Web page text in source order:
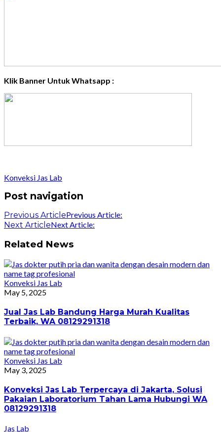
Klik Banner Untuk Whatsapp :
Konveksi Jas Lab
Post navigation
Previous ArticlePrevious Article:
Next ArticleNext Article:
Related News
Konveksi Jas Lab
May 5, 2025
Jual Jas Lab Bandung Harga Murah Kualitas
Terbaik, WA 08129291318
Konveksi Jas Lab
May 3, 2025
Konveksi Jas Lab Terpercaya di Jakarta, Solusi
Pakaian Laboratorium Tahan Lama Hubungi WA
08129291318
Jas Lab